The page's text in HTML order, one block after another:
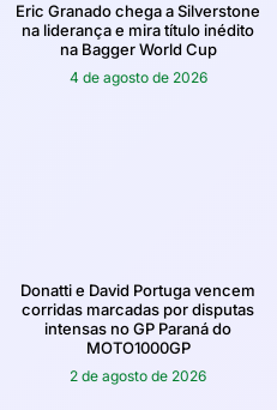
Eric Granado chega a Silverstone
na liderança e mira título inédito
na Bagger World Cup
4 de agosto de 2026
Donatti e David Portuga vencem
corridas marcadas por disputas
intensas no GP Paraná do
MOTO1000GP
2 de agosto de 2026